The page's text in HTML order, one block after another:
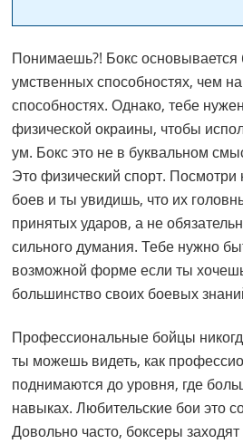
Понимаешь?! Бокс
умственных способностях, чем
способностях. Однако, тебе
физической окраины, чтобы
ум. Бокс это не в буквальном
Это физический спорт. Посмотри
боев и ты увидишь, что их
принятых ударов, а не
сильного думания. Тебе нужно
возможной форме если ты
большинство своих боевых
Профессиональные бойцы
ты можешь видеть, как
поднимаются до уровня, где
навыках. Любительские бои это
Довольно часто, боксеры